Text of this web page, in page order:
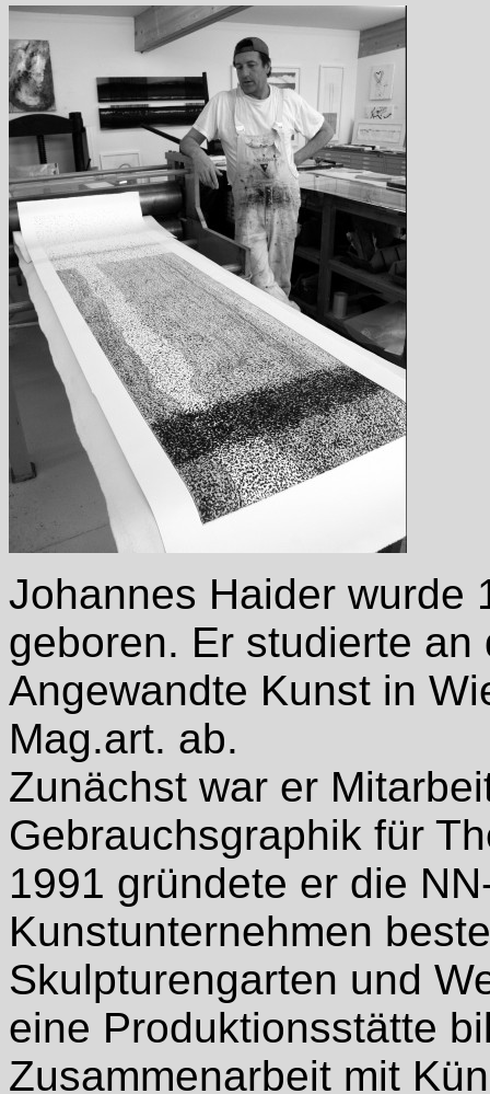
Johannes Haider wurde
geboren. Er studierte
Angewandte Kunst in
Mag.art. ab.
Zunächst war er
Gebrauchsgraphik für
1991 gründete er die
Kunstunternehmen
Skulpturengarten und
eine Produktionsstätte
Zusammenarbeit mit